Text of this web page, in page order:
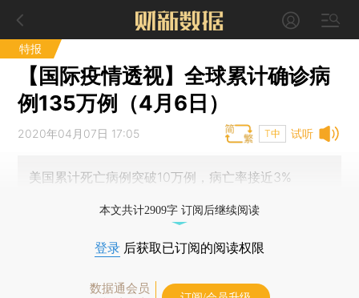
特报
【国际疫情透视】全球累计确诊病
例135万例（4月6日）
试听
2020年04月07日 17:05 T中
美国累计死亡病例突破10万例，病亡率接近3%
本文共计2909字 订阅后继续阅读
登录 后获取已订阅的阅读权限
数据通会员